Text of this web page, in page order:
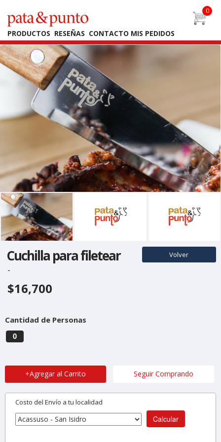
PRODUCTOS RESEÑAS CONTACTO MIS PEDIDOS
Cuchilla para filetear Volver
-
$16,700
Cantidad de Personas
0
+Agregar al Carrito Seguir Comprando
Costo del Envío a tu localidad
Calcular